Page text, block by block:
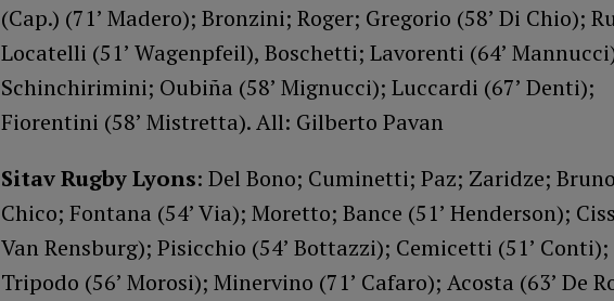
(Cap.) (71’ Madero); Bronzini; Roger; Gregorio (58’ Di Chio);
Locatelli (51’ Wagenpfeil), Boschetti; Lavorenti (64’
Schinchirimini; Oubiña (58’ Mignucci); Luccardi (67’ Denti);
Fiorentini (58’ Mistretta). All: Gilberto Pavan
Sitav Rugby Lyons: Del Bono; Cuminetti; Paz; Zaridze;
Chico; Fontana (54’ Via); Moretto; Bance (51’ Henderson);
Van Rensburg); Pisicchio (54’ Bottazzi); Cemicetti (51’ Conti);
Tripodo (56’ Morosi); Minervino (71’ Cafaro); Acosta (63’ De